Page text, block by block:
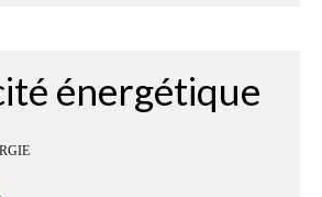
énergétique